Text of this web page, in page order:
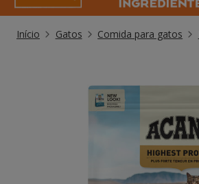
Início Gatos Comida para gatos